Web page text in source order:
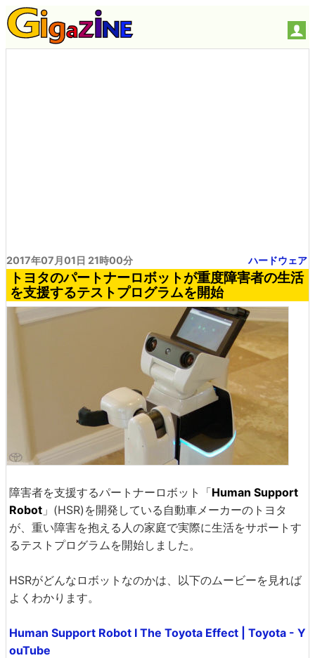
2017年07月01日 21時00分 ハードウェア
トヨタのパートナーロボットが重度障害者の生活
を支援するテストプログラムを開始
障害者を支援するパートナーロボット「Human Support
Robot 」(HSR)を開発している自動車メーカーのトヨタ
が、重い障害を抱える人の家庭で実際に生活をサポートす
るテストプログラムを開始しました。
HSRがどんなロボットなのかは、以下のムービーを見れば
よくわかります。
Human Support Robot I The Toyota Effect | Toyota - Y
ouTube